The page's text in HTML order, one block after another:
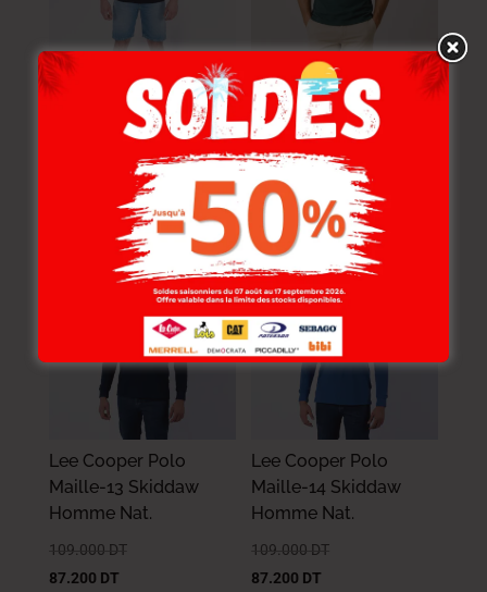
Lee Cooper Polo
Maille-01 Adrian
Homme-Tx Nat.
Lee Cooper Polo
Maille-11 Werside
Homme Nat.
89.000 DT
71.200
-20%
Lee Cooper Polo
Maille-13 Skiddaw
Homme Nat.
109.000 DT
87.200 DT
-20%
Lee Cooper Polo
Maille-14 Skiddaw
Homme Nat.
109.000 DT
87.200 DT